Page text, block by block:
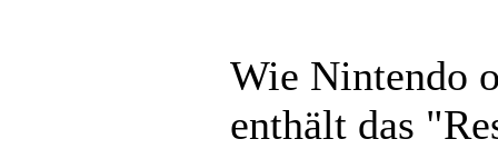
Wie Nintendo
enthält das